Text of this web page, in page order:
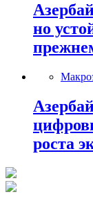
но
роста